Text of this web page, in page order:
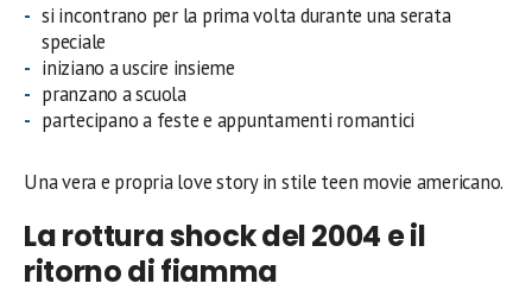
si incontrano per la prima volta durante una serata
speciale
iniziano a uscire insieme
pranzano a scuola
partecipano a feste e appuntamenti romantici
Una vera e propria love story in stile teen movie americano.
La rottura shock del 2004 e il
ritorno di fiamma